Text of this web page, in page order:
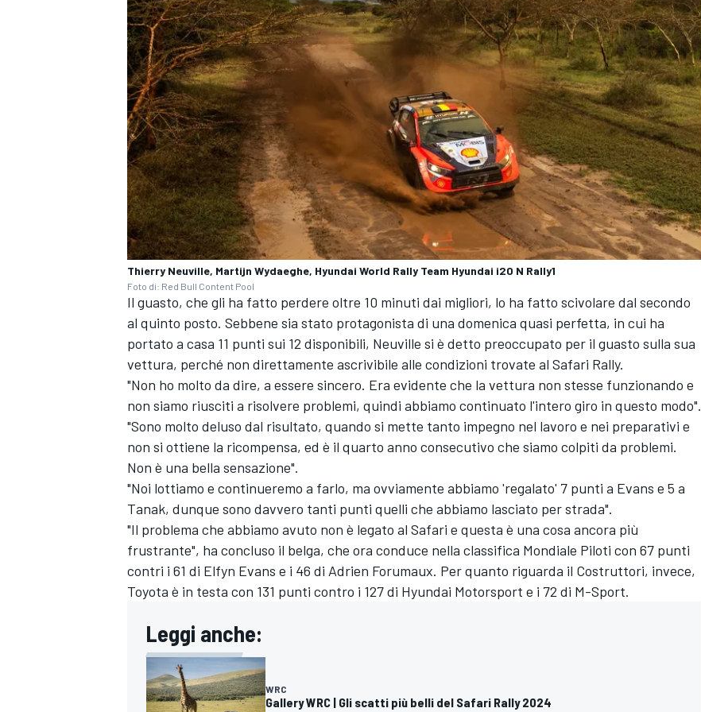
ENDURANCE/GT
MONOMARCA
Thierry Neuville, Martijn Wydaeghe, Hyundai World Rally Team Hyundai i20 N Rally1
Foto di: Red Bull Content Pool
Il guasto, che gli ha fatto perdere oltre 10 minuti dai migliori, lo ha fatto scivolare dal secondo
al quinto posto. Sebbene sia stato protagonista di una domenica quasi perfetta, in cui ha
portato a casa 11 punti sui 12 disponibili, Neuville si è detto preoccupato per il guasto sulla sua
vettura, perché non direttamente ascrivibile alle condizioni trovate al Safari Rally.
"Non ho molto da dire, a essere sincero. Era evidente che la vettura non stesse funzionando e
non siamo riusciti a risolvere problemi, quindi abbiamo continuato l'intero giro in questo modo".
"Sono molto deluso dal risultato, quando si mette tanto impegno nel lavoro e nei preparativi e
non si ottiene la ricompensa, ed è il quarto anno consecutivo che siamo colpiti da problemi.
Non è una bella sensazione".
"Noi lottiamo e continueremo a farlo, ma ovviamente abbiamo 'regalato' 7 punti a Evans e 5 a
Tanak, dunque sono davvero tanti punti quelli che abbiamo lasciato per strada".
"Il problema che abbiamo avuto non è legato al Safari e questa è una cosa ancora più
frustrante", ha concluso il belga, che ora conduce nella classifica Mondiale Piloti con 67 punti
contri i 61 di Elfyn Evans e i 46 di Adrien Forumaux. Per quanto riguarda il Costruttori, invece,
Toyota è in testa con 131 punti contro i 127 di Hyundai Motorsport e i 72 di M-Sport.
Leggi anche:
WRC
Gallery WRC | Gli scatti più belli del Safari Rally 2024